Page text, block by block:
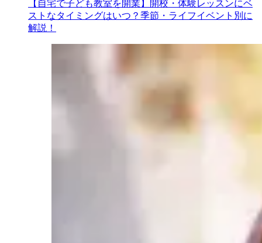
【自宅で子ども教室を開業】開校・体験レッスンにベ
ストなタイミングはいつ？季節・ライフイベント別に
解説！